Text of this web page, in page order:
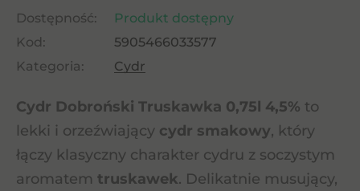
Dostępność:
Produkt dostępny
Kod:
5905466033577
Kategoria:
Cydr
Cydr Dobroński Truskawka 0,75l 4,5% to
lekki i orzeźwiający cydr smakowy, który
łączy klasyczny charakter cydru z soczystym
aromatem truskawek. Delikatnie musujący,